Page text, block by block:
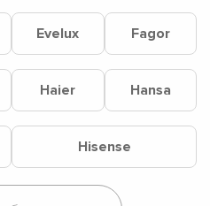
Evelux Fagor
Haier Hansa
Hisense